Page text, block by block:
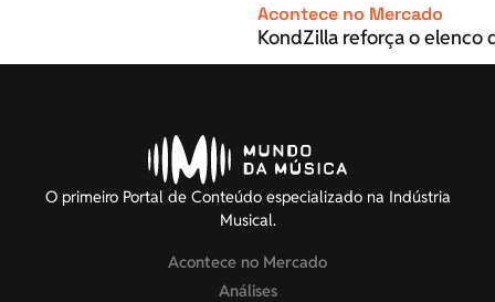
Acontece no Mercado
KondZilla reforça o elenco
O primeiro Portal de Conteúdo especializado na Indústria
Musical.
Acontece no Mercado
Análises